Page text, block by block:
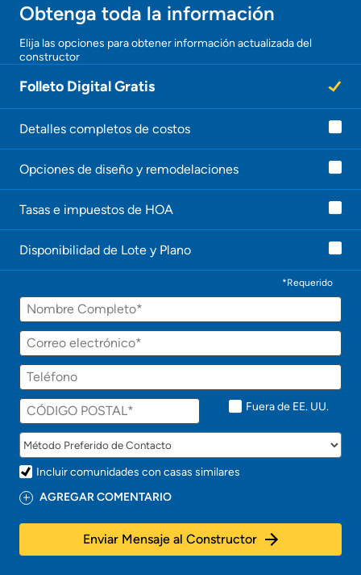
¡Gracias!
¡
n
e
e
c
t
r
á
r
n
t
!
Obtenga toda la información
Elija las opciones para obtener información actualizada del
constructor
Folleto Digital Gratis
Detalles completos de costos
Opciones de diseño y remodelaciones
Tasas e impuestos de HOA
Disponibilidad de Lote y Plano
*Requerido
Nombre
Correo
electrónico
Teléfono
Fuera de EE. UU.
Incluir comunidades con casas similares
AGREGAR COMENTARIO
Enviar Mensaje al Constructor